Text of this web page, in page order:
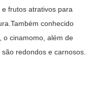
frutos atrativos para
conhecido
o cinamomo, além de
redondos e carnosos.